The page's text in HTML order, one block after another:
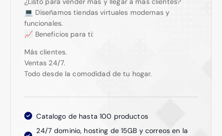
💻 Diseñamos tiendas virtuales modernas y
funcionales.
📈 Beneficios para ti:
Más clientes.
Ventas 24/7.
Todo desde la comodidad de tu hogar.
Catalogo de hasta 100 productos
24/7 dominio, hosting de 15GB y correos en la